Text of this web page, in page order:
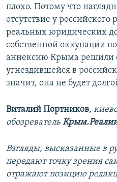
плохо. Потому что
отсутствие у российского
реальных юридических
собственной оккупации
аннексию Крыма решили
угнездившейся в
значит, она не будет
Виталий Портников,
обозреватель
Взгляды, высказанные в
передают точку зрения
отражают позицию